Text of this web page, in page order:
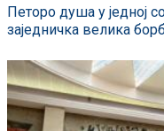
Петоро душа у једној
заједничка велика